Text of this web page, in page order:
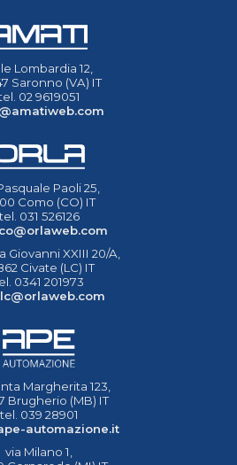
Lombardia 12,
Saronno (VA) IT
02 9619051
Paoli 25,
Como (CO) IT
031 526126
Giovanni XXIII 20/A,
Civate (LC) IT
0341 201973
Margherita 123,
Brugherio (MB) IT
tel. 039 28901
automazione.it
via Milano 1,